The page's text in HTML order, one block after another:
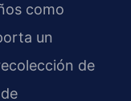
como
un
de